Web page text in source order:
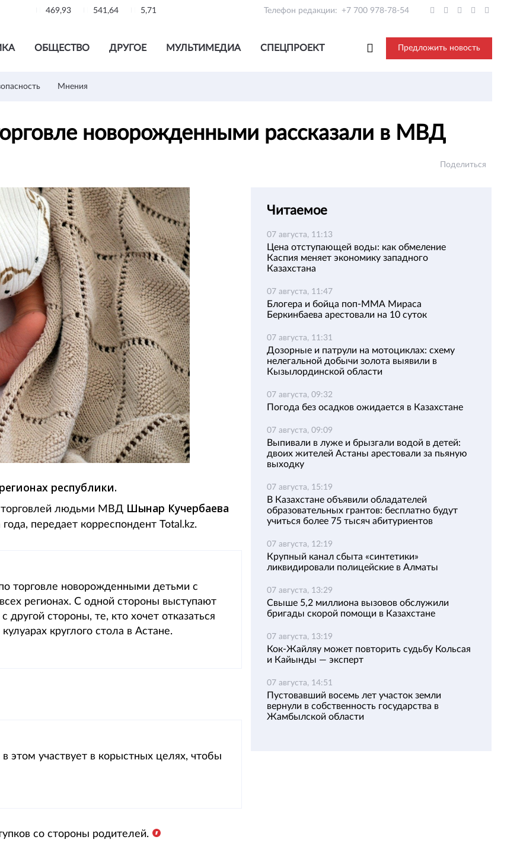
469,93 541,64 5,71 Телефон редакции: +7 700 978-78-54
ОБЩЕСТВО ДРУГОЕ МУЛЬТИМЕДИА СПЕЦПРОЕКТ Предложить новость
Мнения
новорожденными рассказали в МВД
Поделиться
республики.
торговлей людьми МВД Шынар Кучербаева
передает корреспондент Total.kz.
торговле новорожденными детьми с
регионах. С одной стороны выступают
стороны, те, кто хочет отказаться
круглого стола в Астане.
этом участвует в корыстных целях, чтобы
со стороны родителей.
Читаемое
07 августа, 11:13
Цена отступающей воды: как обмеление
Каспия меняет экономику западного
Казахстана
07 августа, 11:47
Блогера и бойца поп-ММА Мираса
Беркинбаева арестовали на 10 суток
07 августа, 11:31
Дозорные и патрули на мотоциклах: схему
нелегальной добычи золота выявили в
Кызылординской области
07 августа, 09:32
Погода без осадков ожидается в Казахстане
07 августа, 09:09
Выпивали в луже и брызгали водой в детей:
двоих жителей Астаны арестовали за пьяную
выходку
07 августа, 15:19
В Казахстане объявили обладателей
образовательных грантов: бесплатно будут
учиться более 75 тысяч абитуриентов
07 августа, 12:19
Крупный канал сбыта «синтетики»
ликвидировали полицейские в Алматы
07 августа, 13:29
Свыше 5,2 миллиона вызовов обслужили
бригады скорой помощи в Казахстане
07 августа, 13:19
Кок-Жайляу может повторить судьбу Кольсая
и Кайынды — эксперт
07 августа, 14:51
Пустовавший восемь лет участок земли
вернули в собственность государства в
Жамбылской области